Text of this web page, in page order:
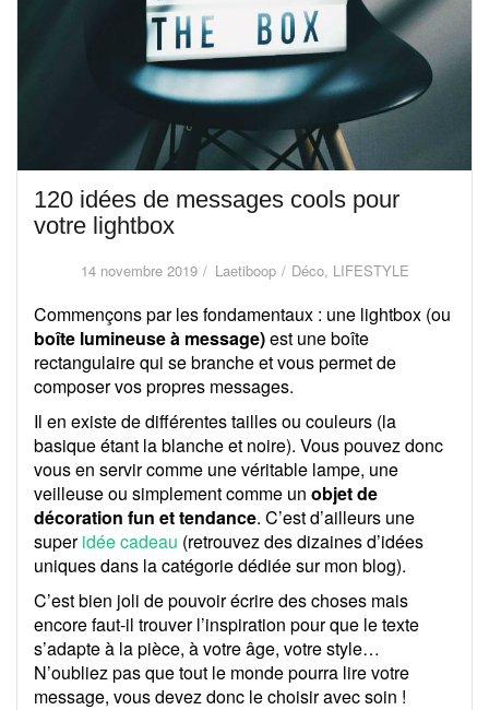
120 idées de messages cools pour
votre lightbox
14 novembre 2019 Laetiboop Déco, LIFESTYLE
Commençons par les fondamentaux : une lightbox (ou
boîte lumineuse à message)est une boîte
rectangulaire qui se branche et vous permet de
composer vos propres messages.
Il en existe de différentes tailles ou couleurs (la
basique étant la blanche et noire). Vous pouvez donc
vous en servir comme une véritable lampe, une
veilleuse ou simplement comme un objet de
décoration fun et tendance. C’est d’ailleurs une
superidée cadeau (retrouvez des dizaines d’idées
uniques dans la catégorie dédiée sur mon blog).
C’est bien joli de pouvoir écrire des choses mais
encore faut-il trouver l’inspiration pour que le texte
s’adapte à la pièce, à votre âge, votre style…
N’oubliez pas que tout le monde pourra lire votre
message, vous devez donc le choisir avec soin !